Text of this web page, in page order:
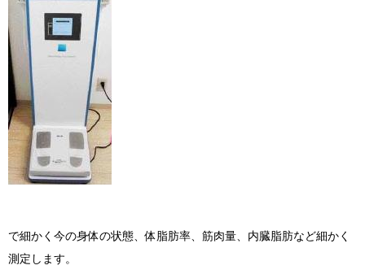
で細かく今の身体の状態、体脂肪率、筋肉量、内臓脂肪など細かく
測定します。